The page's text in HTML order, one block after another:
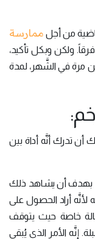
من أجل ممارسة
فرقاً. ولكن وبكل تأكيد،
في الشَّهر، لمدة
أن تدرك أنَّه أداة بين
بهدف أن يشاهد ذلك
لأنَّه أراد الحصول على
حالة خاصة حيث يتوقف
إنَّه الأمر الذي يُبقي